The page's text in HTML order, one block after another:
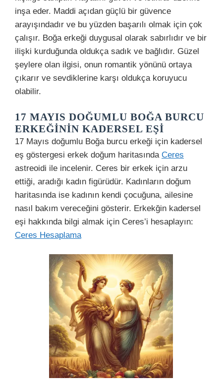
inşa eder. Maddi açıdan güçlü bir güvence
arayışındadır ve bu yüzden başarılı olmak için çok
çalışır. Boğa erkeği duygusal olarak sabırlıdır ve bir
ilişki kurduğunda oldukça sadık ve bağlıdır. Güzel
şeylere olan ilgisi, onun romantik yönünü ortaya
çıkarır ve sevdiklerine karşı oldukça koruyucu
olabilir.
17 MAYIS DOĞUMLU BOĞA BURCU
ERKEĞININ KADERSEL EŞI
17 Mayıs doğumlu Boğa burcu erkeği için kadersel
eş göstergesi erkek doğum haritasında Ceres
astreoidi ile incelenir. Ceres bir erkek için arzu
ettiği, aradığı kadın figürüdür. Kadınların doğum
haritasında ise kadının kendi çocuğuna, ailesine
nasıl bakım vereceğini gösterir. Erkekğin kadersel
eşi hakkında bilgi almak için Ceres’i hesaplayın:
Ceres Hesaplama